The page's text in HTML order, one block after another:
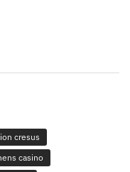
cresus
casino